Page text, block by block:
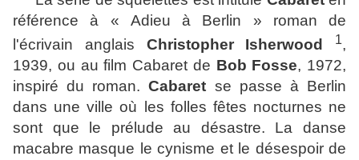
référence à « Adieu à Berlin » roman de
l'écrivain anglais Christopher Isherwood 1,
1939, ou au film Cabaret de Bob Fosse, 1972,
inspiré du roman.Cabaret se passe à Berlin
dans une ville où les folles fêtes nocturnes ne
sont que le prélude au désastre. La danse
macabre masque le cynisme et le désespoir de